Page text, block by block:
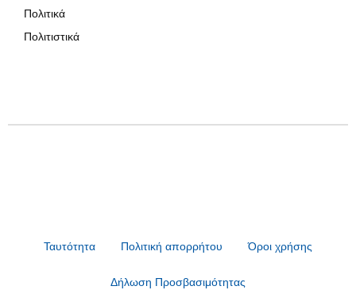
Πολιτικά
Πολιτιστικά
Ταυτότητα Πολιτική απορρήτου Όροι χρήσης
Δήλωση Προσβασιμότητας